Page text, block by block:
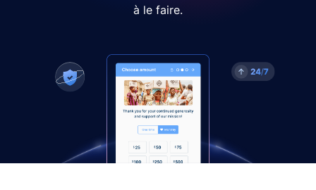
à le faire.